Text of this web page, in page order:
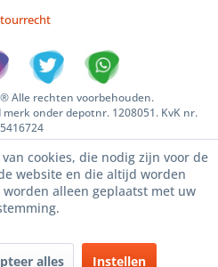
Alle rechten voorbehouden.
onder depotnr. 1208051. KvK nr.
cookies, die nodig zijn voor de
website en die altijd worden
alleen geplaatst met uw
alles Instellen